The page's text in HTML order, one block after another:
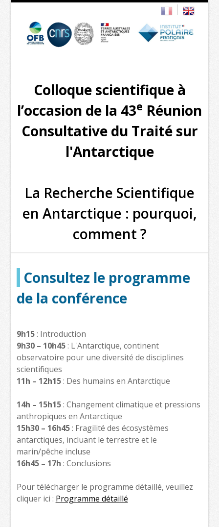
Colloque scientifique à
l’occasion de la 43e Réunion
Consultative du Traité sur
l'Antarctique
La Recherche Scientifique
en Antarctique : pourquoi,
comment ?
Consultez le programme
de la conférence
9h15: Introduction
9h30 – 10h45: L'Antarctique, continent
observatoire pour une diversité de disciplines
scientifiques
11h – 12h15: Des humains en Antarctique
14h – 15h15: Changement climatique et pressions
anthropiques en Antarctique
15h30 – 16h45: Fragilité des écosystèmes
antarctiques, incluant le terrestre et le
marin/pêche incluse
16h45 – 17h : Conclusions
Pour télécharger le programme détaillé, veuillez
cliquer ici : Programme détaillé